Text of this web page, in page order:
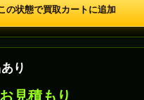
の状態で買取カートに追加
り
見積もり